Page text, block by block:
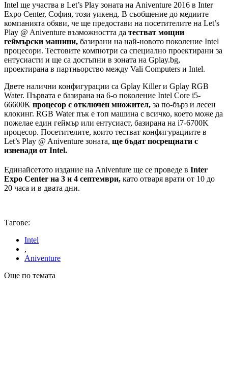
Intel ще участва в Let’s Play зоната на Aniventure 2016 в Inter
Expo Center, София, този уикенд. В съобщение до медиите
компанията обяви, че ще предостави на посетителите на Let’s
Play @ Aniventure възможността да тестват мощни
геймърски машини, базирани на най-новото поколение Intel
процесори. Тестовите компютри са специално проектирани за
ентусиасти и ще са достъпни в зоната на Gplay.bg,
проектирана в партньорство между Vali Computers и Intel.
Двете налични конфигурации са Gplay Killer и Gplay RGB
Water. Първата е базирана на 6-о поколение Intel Core i5-
66600K процесор с отключен множител, за по-бърз и лесен
клокинг. RGB Water пък е топ машина с всичко, което може да
пожелае един геймър или ентусиаст, базирана на i7-6700K
процесор. Посетителите, които тестват конфигурациите в
Let’s Play @ Aniventure зоната, ще бъдат посрещнати с
изненади от Intel.
Единайсетото издание на Aniventure ще се проведе в Inter
Expo Center на 3 и 4 септември, като отваря врати от 10 до
20 часа и в двата дни.
Тагове:
Intel
,
Aniventure
Още по темата